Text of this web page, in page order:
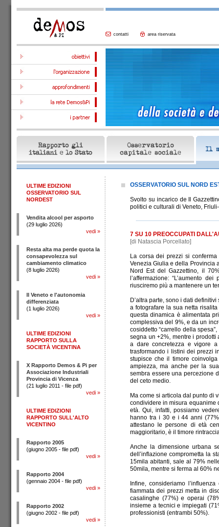
contatti area riservata
ULTIME EDIZIONI
OSSERVATORIO SUL
NORDEST
Vendita alcool per asporto
(29 luglio 2026)
vedi »
Resta alta ma perde quota la
consapevolezza sul
cambiamento climatico
(8 luglio 2026)
vedi »
Il Veneto e l'autonomia
differenziata
(1 luglio 2026)
vedi »
ULTIME EDIZIONI
RAPPORTO SULLA
SOCIETÀ VICENTINA
X Rapporto Demos & Pi per
Associazione Industriali
Provincia di Vicenza
(21 luglio 2011 - file pdf)
vedi »
ULTIME EDIZIONI
RAPPORTO SULL'ALTO
VICENTINO
Rapporto 2005
(giugno 2005 - file pdf)
vedi »
Rapporto 2004
(gennaio 2004 - file pdf)
vedi »
Rapporto 2002
(giugno 2002 - file pdf)
vedi »
OSSERVATORIO SUL NORD
Svolto su incarico de Il
politici e culturali di Veneto,
7 SU 10 PREOCCUPATI
[di Natascia Porcellato]
La corsa dei prezzi si
Venezia Giulia e della Provincia
Nord Est del Gazzettino, il
l’affermazione: “L’aumento
riusciremo più a mantenere un
D’altra parte, sono i dati
a fotografare la sua netta
questa dinamica è alimentata
complessiva del 9%, e da un
cosiddetto “carrello della
segna un +2%, mentre i
a dare concretezza e vigore
trasformando i listini dei prezzi
stupisce che il timore
ampiezza, ma anche per la
sembra essere una percezione
del ceto medio.
Ma come si articola dal punto di
condividere in misura equanime
età. Qui, infatti, possiamo
hanno tra i 30 e i 44 anni
attestano le persone di età
maggioritario, è il timore
Anche la dimensione urbana
dell’inflazione comprometta la
15mila abitanti, sale al 79%
50mila, mentre si ferma al 60%
Infine, consideriamo
fiammata dei prezzi metta in
casalinghe (77%) e operai
insieme a tecnici e impiegati
professionisti (entrambi 50%).